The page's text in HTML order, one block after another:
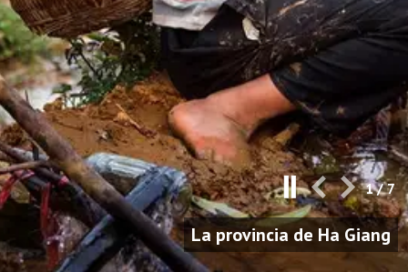
1/7
La provincia de Ha Giang